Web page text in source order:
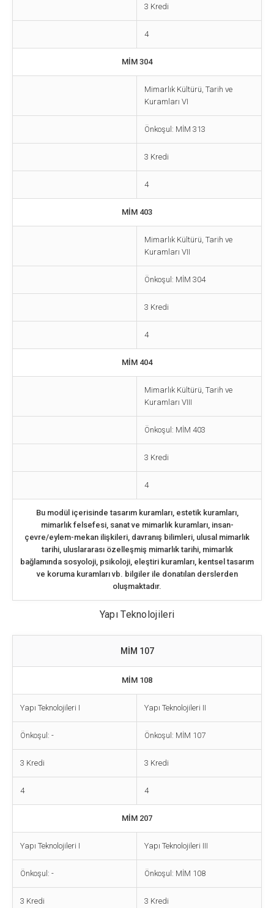
3 Kredi
4
MİM 304
Mimarlık Kültürü, Tarih ve
Kuramları VI
Önkoşul: MİM 313
3 Kredi
4
MİM 403
Mimarlık Kültürü, Tarih ve
Kuramları VII
Önkoşul: MİM 304
3 Kredi
4
MİM 404
Mimarlık Kültürü, Tarih ve
Kuramları VIII
Önkoşul: MİM 403
3 Kredi
4
Bu modül içerisinde tasarım kuramları, estetik kuramları,
mimarlık felsefesi, sanat ve mimarlık kuramları, insan-
çevre/eylem-mekan ilişkileri, davranış bilimleri, ulusal mimarlık
tarihi, uluslararası özelleşmiş mimarlık tarihi, mimarlık
bağlamında sosyoloji, psikoloji, eleştiri kuramları, kentsel tasarım
ve koruma kuramları vb. bilgiler ile donatılan derslerden
oluşmaktadır.
Yapı Teknolojileri
MİM 107
MİM 108
Yapı Teknolojileri I Yapı Teknolojileri II
Önkoşul: - Önkoşul: MİM 107
3 Kredi 3 Kredi
4 4
MİM 207
Yapı Teknolojileri I Yapı Teknolojileri III
Önkoşul: - Önkoşul: MİM 108
3 Kredi 3 Kredi